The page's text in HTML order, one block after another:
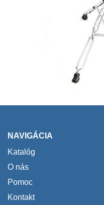
NAVIGÁCIA
Katalóg
O nás
Pomoc
Kontakt